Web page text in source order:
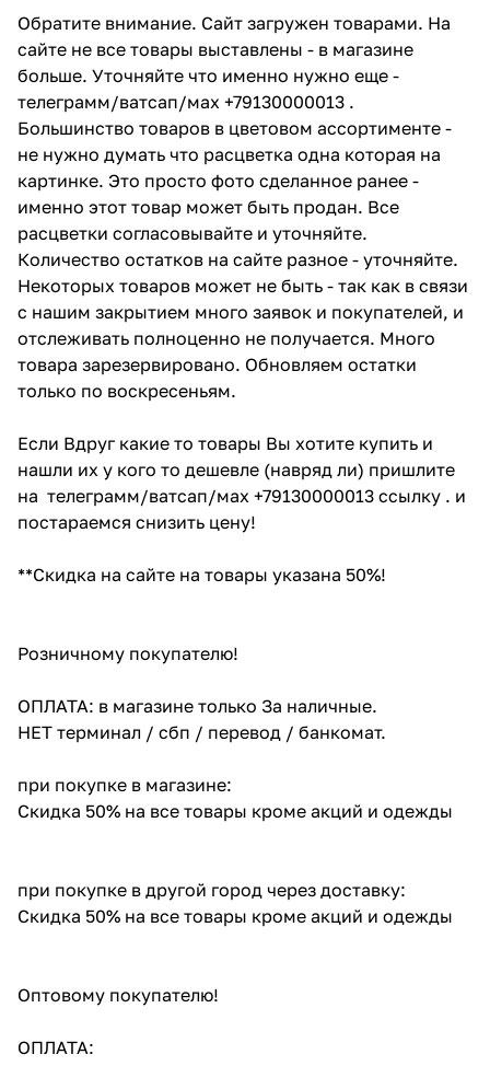
Обратите внимание. Сайт загружен товарами. На
сайте не все товары выставлены - в магазине
больше. Уточняйте что именно нужно еще -
телеграмм/ватсап/мах +79130000013 .
Большинство товаров в цветовом ассортименте -
не нужно думать что расцветка одна которая на
картинке. Это просто фото сделанное ранее -
именно этот товар может быть продан. Все
расцветки согласовывайте и уточняйте.
Количество остатков на сайте разное - уточняйте.
Некоторых товаров может не быть - так как в связи
с нашим закрытием много заявок и покупателей, и
отслеживать полноценно не получается. Много
товара зарезервировано. Обновляем остатки
только по воскресеньям.
Если Вдруг какие то товары Вы хотите купить и
нашли их у кого то дешевле (навряд ли) пришлите
на телеграмм/ватсап/мах +79130000013 ссылку . и
постараемся снизить цену!
**Скидка на сайте на товары указана 50%!
Розничному покупателю!
ОПЛАТА: в магазине только За наличные.
НЕТ терминал / сбп / перевод / банкомат.
при покупке в магазине:
Скидка 50% на все товары кроме акций и одежды
при покупке в другой город через доставку:
Скидка 50% на все товары кроме акций и одежды
Оптовому покупателю!
ОПЛАТА: